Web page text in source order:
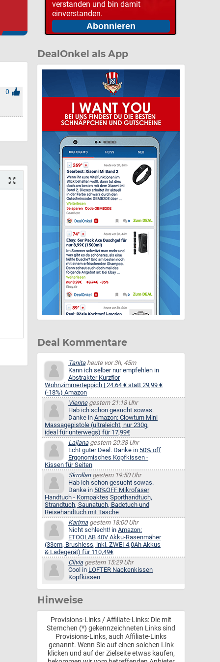
0
verstanden und bin damit
einverstanden.
DealOnkel als App
Deal Kommentare
Tanitaheute vor 3h, 45m
Kann ich selber nur empfehlen in
Abstrakter Kurzflor
Wohnzimmerteppich | 24,64 € statt 29,99 €
(-18%) Amazon
Viennegestern 21:18 Uhr
Hab ich schon gesucht sowas.
Danke in Amazon: Clowturn Mini
Massagepistole (ultraleicht, nur 230g,
ideal für unterwegs) für 17,99€
Laijanagestern 20:38 Uhr
Echt guter Deal. Danke in 50% off
Ergonomisches Kopfkissen -
Kissen für Seiten
Skrollangestern 19:50 Uhr
Hab ich schon gesucht sowas.
Danke in 50%OFF Mikrofaser
Handtuch - Kompaktes Sporthandtuch,
Strandtuch, Saunatuch, Badetuch und
Reisehandtuch mit Tasche
Karimagestern 18:00 Uhr
Nicht schlecht! in Amazon:
ETOOLAB 40V Akku-Rasenmäher
(33cm, Brushless, inkl. ZWEI 4,0Ah Akkus
& Ladegerät) für 110,49€
Cliviagestern 15:29 Uhr
Cool in LOFTER Nackenkissen
Kopfkissen
Hinweise
Provisions-Links / Affiliate-Links: Die mit
Sternchen (*) gekennzeichneten Links sind
Provisions-Links, auch Affiliate-Links
genannt. Wenn Sie auf einen solchen Link
klicken und auf der Zielseite etwas kaufen,